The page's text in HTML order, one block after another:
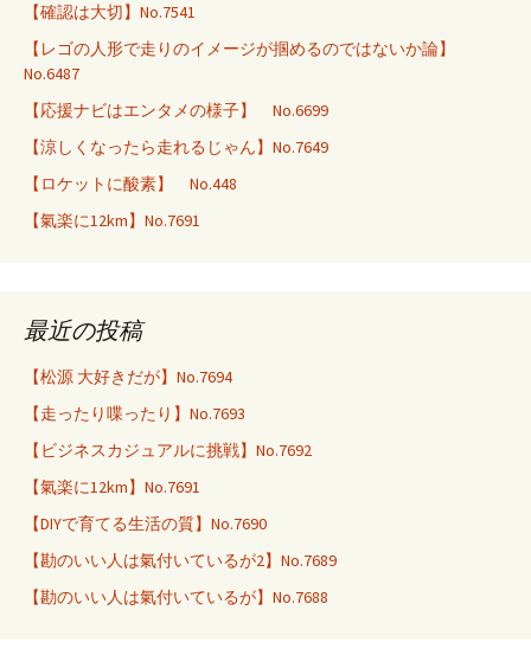
【確認は大切】No.7541
【レゴの人形で走りのイメージが掴めるのではないか論】
No.6487
【応援ナビはエンタメの様子】 No.6699
【涼しくなったら走れるじゃん】No.7649
【ロケットに酸素】 No.448
【氣楽に12km】No.7691
最近の投稿
【松源 大好きだが】No.7694
【走ったり喋ったり】No.7693
【ビジネスカジュアルに挑戦】No.7692
【氣楽に12km】No.7691
【DIYで育てる生活の質】No.7690
【勘のいい人は氣付いているが2】No.7689
【勘のいい人は氣付いているが】No.7688